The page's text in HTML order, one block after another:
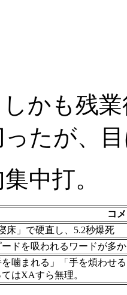
かも残
ったが、
中打。
コ
床」で硬直し、5.2秒爆死
ドを吸われるワードが多
を噛まれる」「手を煩わせ
はXAすら無理。